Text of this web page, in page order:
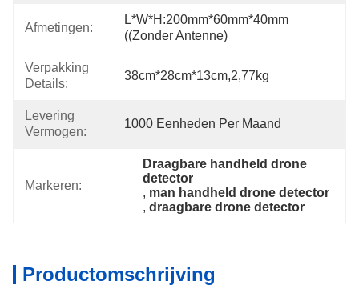
Afmetingen:
L*W*H:200mm*60mm*40mm
((zonder Antenne)
Verpakking
Details:
38cm*28cm*13cm,2,77kg
Levering
Vermogen:
1000 Eenheden Per Maand
Markeren:
Draagbare handheld drone
detector
, man handheld drone detector
, draagbare drone detector
Productomschrijving